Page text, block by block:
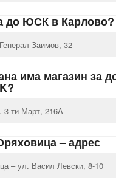
до ЮСК в Карлово?
Заимов, 32
има магазин за
3-ти Март, 216A
– адрес
– ул. Васил Левски, 8-10